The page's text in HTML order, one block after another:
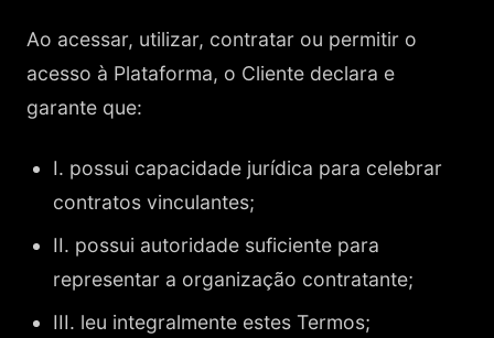
Ao acessar, utilizar, contratar ou permitir o
acesso à Plataforma, o Cliente declara e
garante que:
I. possui capacidade jurídica para celebrar
contratos vinculantes;
II. possui autoridade suficiente para
representar a organização contratante;
III. leu integralmente estes Termos;